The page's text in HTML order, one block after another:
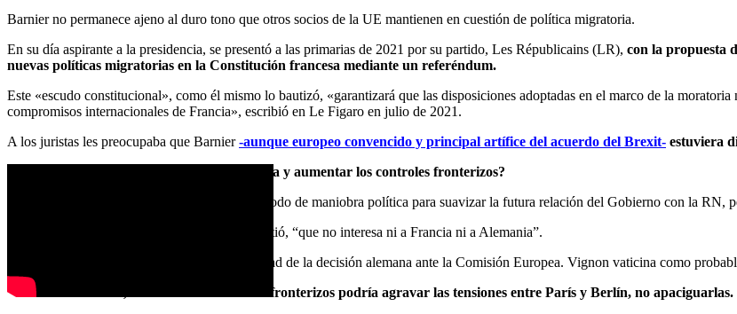
Barnier no permanece ajeno al duro tono que otros socios de la UE mantienen en cuestión de política migratoria.
En su día aspirante a la presidencia, se presentó a las primarias de 2021 por su partido, Les Républicains (LR), con la propuesta
nuevas políticas migratorias en la Constitución francesa mediante un referéndum.
Este «escudo constitucional», como él mismo lo bautizó, «garantizará que las disposiciones adoptadas en el marco de la
compromisos internacionales de Francia», escribió en Le Figaro en julio de 2021.
A los juristas les preocupaba que Barnier-aunque europeo convencido y principal artífice del acuerdo del Brexit- estuviera
¿Podría Barnier seguir los pasos de Alemania y aumentar los controles fronterizos?
Una medida de tal calibre podría funcionar a modo de maniobra política para suavizar la futura relación del Gobierno con la RN,
«Entraríamos en una lógica de contagio», advirtió, “que no interesa ni a Francia ni a Alemania”.
En su lugar, Francia podría impugnar la legalidad de la decisión alemana ante la Comisión Europea. Vignon vaticina como
En última instancia, aumentar los controles fronterizos podría agravar las tensiones entre París y Berlín, no apaciguarlas.